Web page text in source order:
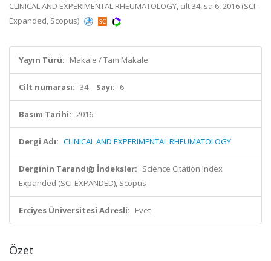
CLINICAL AND EXPERIMENTAL RHEUMATOLOGY, cilt.34, sa.6, 2016 (SCI-
Expanded, Scopus)
Yayın Türü: Makale / Tam Makale
Cilt numarası: 34 Sayı: 6
Basım Tarihi: 2016
Dergi Adı: CLINICAL AND EXPERIMENTAL RHEUMATOLOGY
Derginin Tarandığı İndeksler: Science Citation Index
Expanded (SCI-EXPANDED), Scopus
Erciyes Üniversitesi Adresli: Evet
Özet